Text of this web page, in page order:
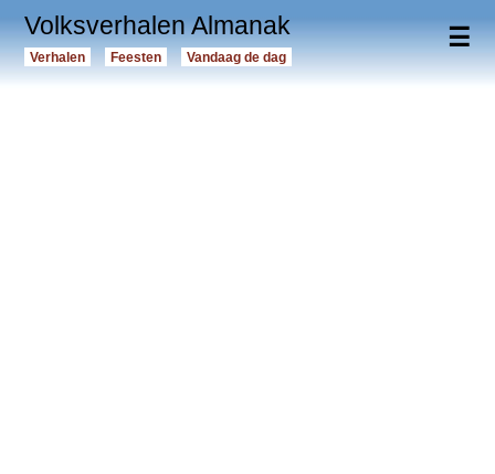
☰
Volksverhalen Almanak
Verhalen Feesten Vandaag de dag